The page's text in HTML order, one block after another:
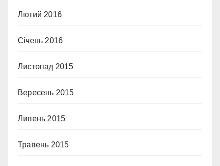
Лютий 2016
Січень 2016
Листопад 2015
Вересень 2015
Липень 2015
Травень 2015